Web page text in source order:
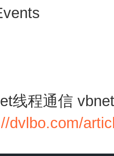
线程通信
dvlbo.com/